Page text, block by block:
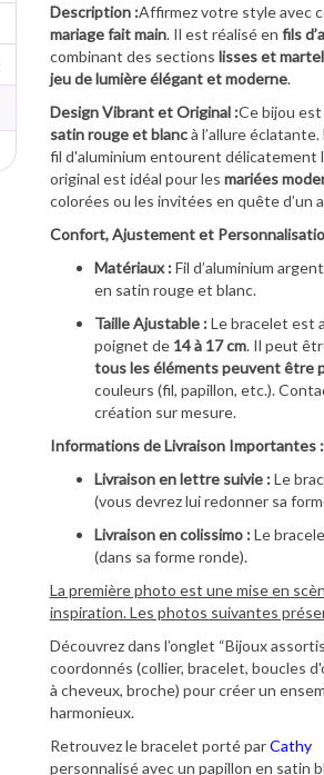
Description :Affirmez votre style avec
mariage fait main. Il est réalisé en fils
combinant des sections lisses et
jeu de lumière élégant et moderne.
Design Vibrant et Original :Ce bijou est
satin rouge et blancà l’allure éclatante.
fil d'aluminium entourent délicatement
original est idéal pour les mariées
colorées ou les invitées en quête d’un
Confort, Ajustement et
Matériaux :Fil d’aluminium
en satin rouge et blanc.
Taille Ajustable :Le bracelet est
poignet de 14 à 17 cm. Il peut
tous les éléments peuvent être
couleurs (fil, papillon, etc.).
création sur mesure.
Informations de Livraison Importantes :
Livraison en lettre suivie :Le
(vous devrez lui redonner sa
Livraison en colissimo :Le
(dans sa forme ronde).
La première photo est une mise en
inspiration. Les photos suivantes
Découvrez dans l’onglet “Bijoux
coordonnés (collier, bracelet, boucles
à cheveux, broche) pour créer un
harmonieux.
Retrouvez le bracelet porté parCathy
personnalisé avec un papillon en satin